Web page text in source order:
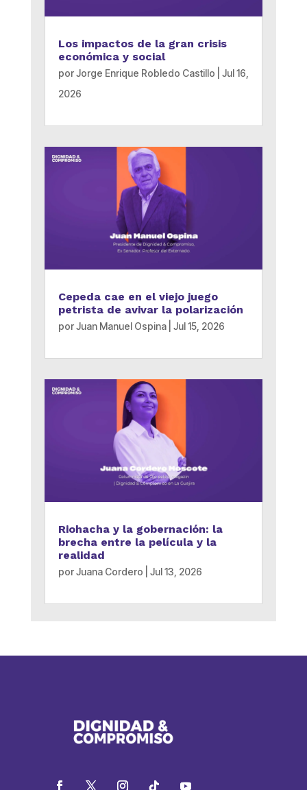
Los impactos de la gran crisis
económica y social
porJorge Enrique Robledo Castillo
Jul 16,
2026
Cepeda cae en el viejo juego
petrista de avivar la polarización
porJuan Manuel Ospina| Jul 15, 2026
Riohacha y la gobernación: la
brecha entre la película y la
realidad
porJuana Cordero Jul 13, 2026